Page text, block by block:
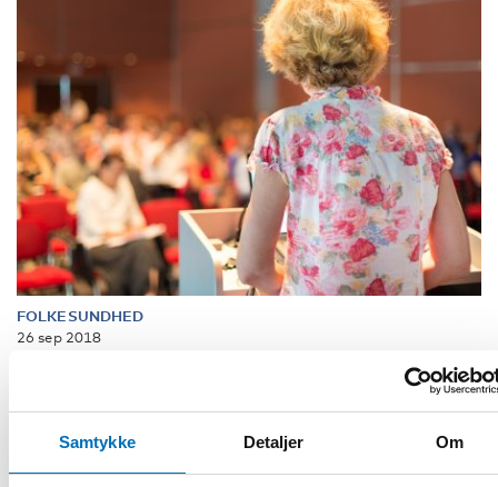
Samtykke Detaljer Om
FOLKESUNDHED
26 sep 2018
NADRA 2018: Challenges faced by researchers
This year the key note presentations at the Nordic Alcohol
different challenges researche [...]